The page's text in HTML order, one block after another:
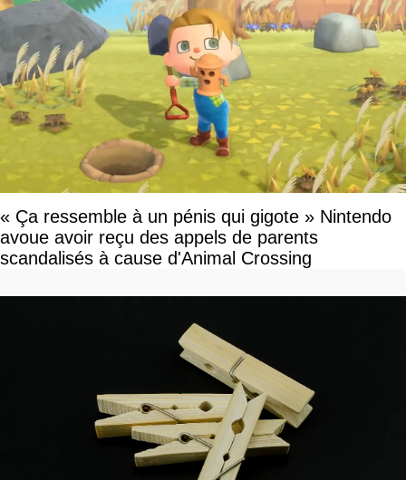
« Ça ressemble à un pénis qui gigote » Nintendo
avoue avoir reçu des appels de parents
scandalisés à cause d'Animal Crossing